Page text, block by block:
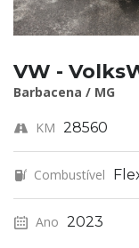
VW -
Barbacena / MG
KM 28560
Combustível
Ano 2023